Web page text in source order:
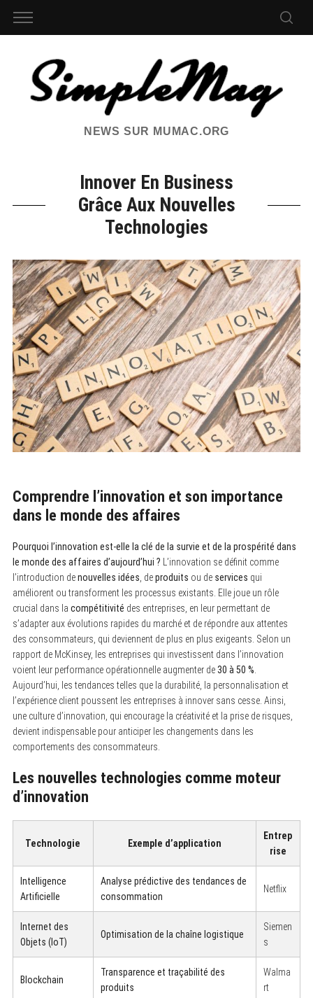
NEWS SUR MUMAC.ORG
Innover En Business
Grâce Aux Nouvelles
Technologies
Comprendre l’innovation et son importance
dans le monde des affaires
Pourquoi l’innovation est-elle la clé de la survie et de la prospérité dans
le monde des affaires d’aujourd’hui ? L’innovation se définit comme
l’introduction denouvelles idées , deproduits ou de services qui
améliorent ou transforment les processus existants. Elle joue un rôle
crucial dans la compétitivité des entreprises, en leur permettant de
s’adapter aux évolutions rapides du marché et de répondre aux attentes
des consommateurs, qui deviennent de plus en plus exigeants. Selon un
rapport de McKinsey, les entreprises qui investissent dans l’innovation
voient leur performance opérationnelle augmenter de30 à 50 %
Aujourd’hui, les tendances telles que la durabilité, la personnalisation et
l’expérience client poussent les entreprises à innover sans cesse. Ainsi,
une culture d’innovation, qui encourage la créativité et la prise de risques,
devient indispensable pour anticiper les changements dans les
comportements des consommateurs.
Les nouvelles technologies comme moteur
d’innovation
Technologie Exemple d’application
Entrep
rise
Intelligence
Artificielle
Analyse prédictive des tendances de
consommation
Netflix
Internet des
Objets (IoT)
Optimisation de la chaîne logistique
Siemen
s
Blockchain
Transparence et traçabilité des
produits
Walma
rt